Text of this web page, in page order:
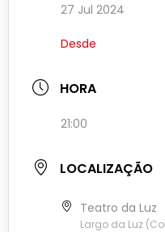
27 Jul 2024
Desde
HORA
21:00
LOCALIZAÇÃO
Teatro da Luz
Largo da Luz